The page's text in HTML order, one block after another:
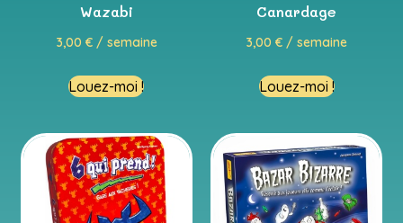
Wazabi
3,00 €/ semaine
Louez-moi !
Canardage
3,00€ / semaine
Louez-moi !